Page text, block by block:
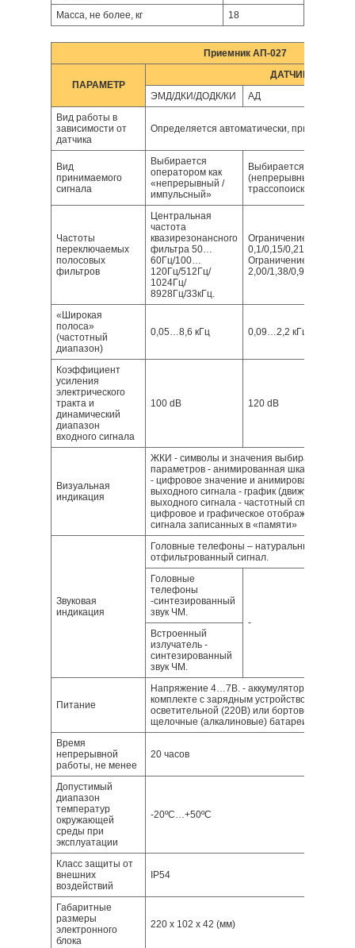
Масса, не более, кг 18
Приемник АП-027
ПАРАМЕТР
ДАТЧИКИ
ЭМД/ДКИ/ДОДК/КИ
АД
Вид работы в
зависимости от
датчика
Определяется автоматически, при
Вид
принимаемого
сигнала
Выбирается
оператором как
«непрерывный /
импульсный»
Выбирается
(непрерывный сигнал) /
трассопоиск
Частоты
переключаемых
полосовых
фильтров
Центральная
частота
квазирезонансного
фильтра 50…
60Гц/100…
120Гц/512Гц/
1024Гц/
8928Гц/33кГц.
Ограничение
0,1/0,15/0,21/0,31/0,45/
Ограничение
2,00/1,38/0,95/0,65/
«Широкая
полоса»
(частотный
диапазон)
0,05…8,6 кГц 0,09…2,2 кГц
Коэффициент
усиления
электрического
тракта и
динамический
диапазон
входного сигнала
100 dB 120 dB
Визуальная
индикация
ЖКИ - символы и значения выбираемых
параметров - анимированная шкала уровня
- цифровое значение и анимированная
выходного сигнала - график (движущаяся
выходного сигнала - частотный спектр
цифровое и графическое отображение
сигнала записанных в «памяти»
Звуковая
индикация
Головные телефоны – натуральный
отфильтрованный сигнал.
Головные
телефоны
-синтезированный
звук ЧМ.
-
Встроенный
излучатель -
синтезированный
звук ЧМ.
Питание
Напряжение 4…7В. - аккумуляторы «тип
комплекте с зарядным устройством,
осветительной (220В) или бортовой (12В)
щелочные (алкалиновые) батареи «тип АА»
Время
непрерывной
работы, не менее
20 часов
Допустимый
диапазон
температур
окружающей
среды при
эксплуатации
-20ºС…+50ºС
Класс защиты от
внешних
воздействий
IP54
Габаритные
размеры
электронного
блока
220 x 102 x 42 (мм)